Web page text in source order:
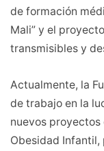
de formación
Mali” y el
transmisibles y
Actualmente, la
de trabajo en la
nuevos
Obesidad Infantil,